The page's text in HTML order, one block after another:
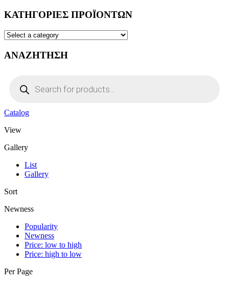
ΚΑΤΗΓΟΡΙΕΣ ΠΡΟΪΟΝΤΩΝ
ΑΝΑΖΗΤΗΣΗ
search
Catalog
View
Gallery
List
Gallery
Sort
Newness
Popularity
Newness
Price: low to high
Price: high to low
Per Page